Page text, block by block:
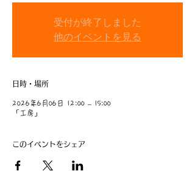
受付が終了しました
他のイベントを見る
日時・場所
2026年6月06日 12:00 – 15:00
「工房」
このイベントをシェア